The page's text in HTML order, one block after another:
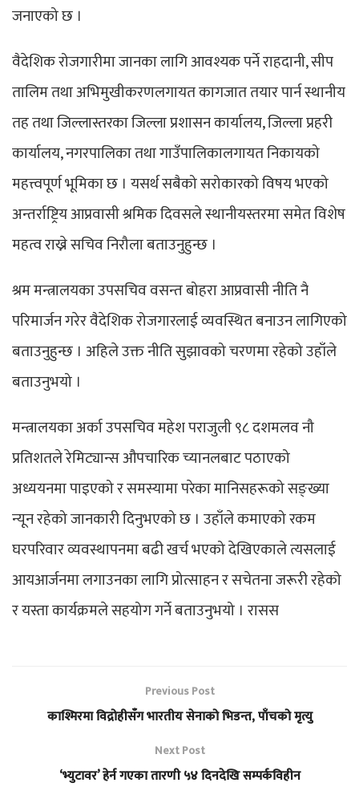
जनाएको छ ।
वैदेशिक रोजगारीमा जानका लागि आवश्यक पर्ने राहदानी, सीप
तालिम तथा अभिमुखीकरणलगायत कागजात तयार पार्न स्थानीय
तह तथा जिल्लास्तरका जिल्ला प्रशासन कार्यालय, जिल्ला प्रहरी
कार्यालय, नगरपालिका तथा गाउँपालिकालगायत निकायको
महत्त्वपूर्ण भूमिका छ । यसर्थ सबैको सरोकारको विषय भएको
अन्तर्राष्ट्रिय आप्रवासी श्रमिक दिवसले स्थानीयस्तरमा समेत विशेष
महत्व राख्ने सचिव निरौला बताउनुहुन्छ ।
श्रम मन्त्रालयका उपसचिव वसन्त बोहरा आप्रवासी नीति नै
परिमार्जन गरेर वैदेशिक रोजगारलाई व्यवस्थित बनाउन लागिएको
बताउनुहुन्छ । अहिले उक्त नीति सुझावको चरणमा रहेको उहाँले
बताउनुभयो ।
मन्त्रालयका अर्का उपसचिव महेश पराजुली ९८ दशमलव नौ
प्रतिशतले रेमिट्यान्स औपचारिक च्यानलबाट पठाएको
अध्ययनमा पाइएको र समस्यामा परेका मानिसहरूको सङ्ख्या
न्यून रहेको जानकारी दिनुभएको छ । उहाँले कमाएको रकम
घरपरिवार व्यवस्थापनमा बढी खर्च भएको देखिएकाले त्यसलाई
आयआर्जनमा लगाउनका लागि प्रोत्साहन र सचेतना जरूरी रहेको
र यस्ता कार्यक्रमले सहयोग गर्ने बताउनुभयो । रासस
Previous Post
काश्मिरमा विद्रोहीसँग भारतीय सेनाको भिडन्त, पाँचको मृत्यु
Next Post
‘भ्युटावर’ हेर्न गएका तारणी ५४ दिनदेखि सम्पर्कविहीन